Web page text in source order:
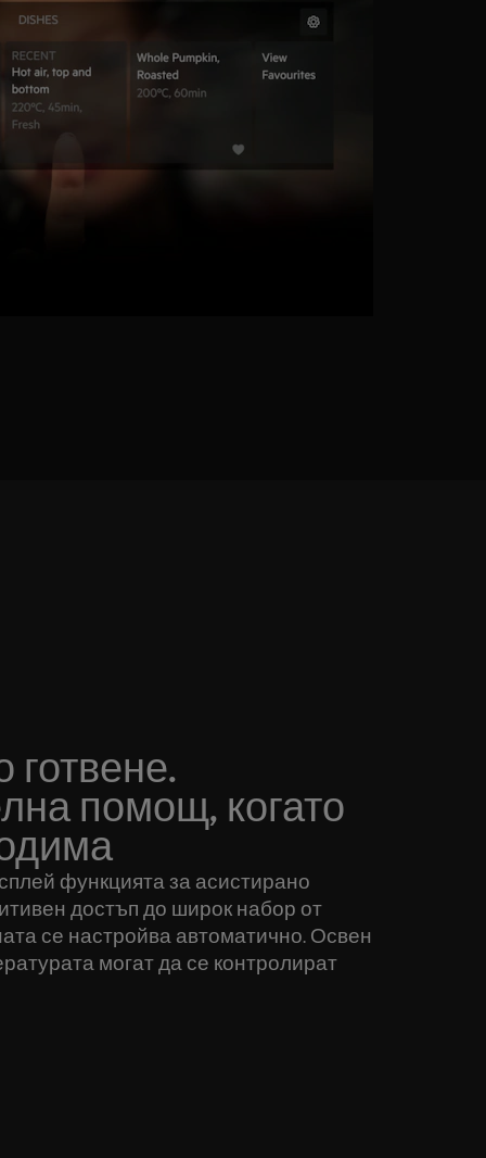
готвене.
помощ, когато
функцията за асистирано
достъп до широк набор от
се настройва автоматично. Освен
могат да се контролират